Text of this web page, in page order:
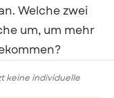
Welche zwei
um, um mehr
keine individuelle